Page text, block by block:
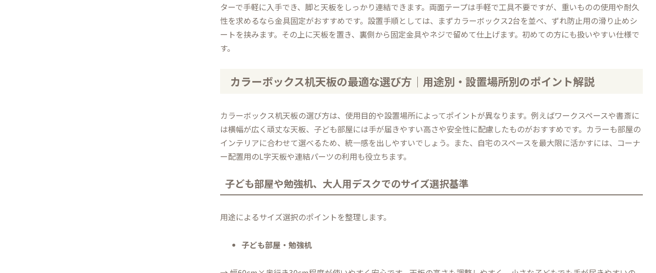
ターで手軽に入手でき、脚と天板をしっかり連結できます。両面テープは手軽で工具不要ですが、重いものの使用や耐久
性を求めるなら金具固定がおすすめです。設置手順としては、まずカラーボックス2台を並べ、ずれ防止用の滑り止めシ
ートを挟みます。その上に天板を置き、裏側から固定金具やネジで留めて仕上げます。初めての方にも扱いやすい仕様で
す。
カラーボックス机天板の最適な選び方｜用途別・設置場所別のポイント解説
カラーボックス机天板の選び方は、使用目的や設置場所によってポイントが異なります。例えばワークスペースや書斎に
は横幅が広く頑丈な天板、子ども部屋には手が届きやすい高さや安全性に配慮したものがおすすめです。カラーも部屋の
インテリアに合わせて選べるため、統一感を出しやすいでしょう。また、自宅のスペースを最大限に活かすには、コーナ
ー配置用のL字天板や連結パーツの利用も役立ちます。
子ども部屋や勉強机、大人用デスクでのサイズ選択基準
用途によるサイズ選択のポイントを整理します。
子ども部屋・勉強机